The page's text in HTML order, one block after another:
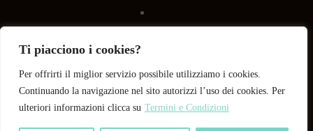
Ti piacciono i cookies?
Per offrirti il miglior servizio possibile utilizziamo i cookies.
Continuando la navigazione nel sito autorizzi l’uso dei cookies. Per
ulteriori informazioni clicca su Termini e Condizioni